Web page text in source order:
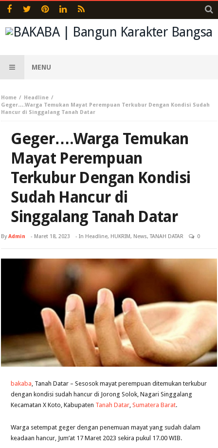
MENU
Home
Headline
Geger….Warga Temukan Mayat Perempuan Terkubur Dengan Kondisi Sudah
Hancur di Singgalang Tanah Datar
Geger….Warga Temukan
Mayat Perempuan
Terkubur Dengan Kondisi
Sudah Hancur di
Singgalang Tanah Datar
ByAdmin - Maret 18, 2023 - In Headline, HUKRIM, News,TANAH DATAR 0
bakaba , Tanah Datar – Sesosok mayat perempuan ditemukan terkubur
dengan kondisi sudah hancur di Jorong Solok, Nagari Singgalang
Kecamatan X Koto, Kabupaten Tanah Datar ,Sumatera Barat.
Warga setempat geger dengan penemuan mayat yang sudah dalam
keadaan hancur, Jum’at 17 Maret 2023 sekira pukul 17.00 WIB.